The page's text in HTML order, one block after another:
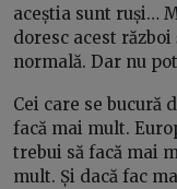
aceștia sunt ruși…
doresc acest
normală. Dar nu
Cei care se
facă mai mult.
trebui să facă mai
mult. Și dacă fac